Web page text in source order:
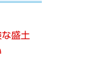
盛土